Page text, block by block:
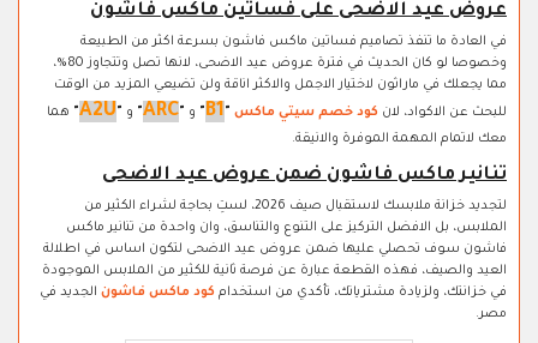
عروض عيد الاضحى على فساتين ماكس فاشون
في العادة ما تنفذ تصاميم فساتين ماكس فاشون بسرعة اكثر من الطبيعة
وخصوصا لو كان الحديث في فترة عروض عيد الاضحى، لانها تصل وتتجاوز 80%،
مما يجعلك في ماراثون لاختيار الاجمل والاكثر اناقة ولن تضيعي المزيد من الوقت
للبحث عن الاكواد، لان كود خصم سيتي ماكس "
B1
" و "
ARC
" و "
A2U
" هما
معك لاتمام المهمة الموفرة والانيقة.
تنانير ماكس فاشون ضمن عروض عيد الاضحى
لتجديد خزانة ملابسك لاستقبال صيف 2026، لستِ بحاجة لشراء الكثير من
الملابس، بل الافضل التركيز على التنوع والتناسق، وان واحدة من تنانير ماكس
فاشون سوف تحصلي عليها ضمن عروض عيد الاضحى لتكون اساس في اطلالة
العيد والصيف، فهذه القطعة عبارة عن فرصة ثانية للكثير من الملابس الموجودة
في خزانتك، ولزيادة مشترياتك، تأكدي من استخدام كود ماكس فاشون الجديد في
مصر.